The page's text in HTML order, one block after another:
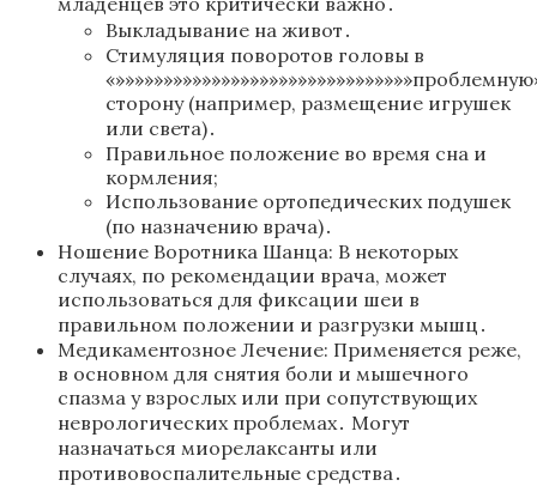
Выкладывание на живот․
Стимуляция поворотов головы в
сторону (например, размещение игрушек
или света)․
Правильное положение во время сна и
кормления;
Использование ортопедических подушек
(по назначению врача)․
Ношение Воротника Шанца: В некоторых
случаях, по рекомендации врача, может
использоваться для фиксации шеи в
правильном положении и разгрузки мышц․
Медикаментозное Лечение: Применяется реже,
в основном для снятия боли и мышечного
спазма у взрослых или при сопутствующих
неврологических проблемах․ Могут
назначаться миорелаксанты или
противовоспалительные средства․